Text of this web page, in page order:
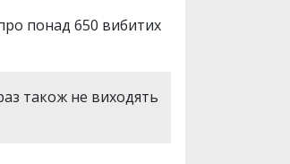
понад 650 вибитих
також не виходять